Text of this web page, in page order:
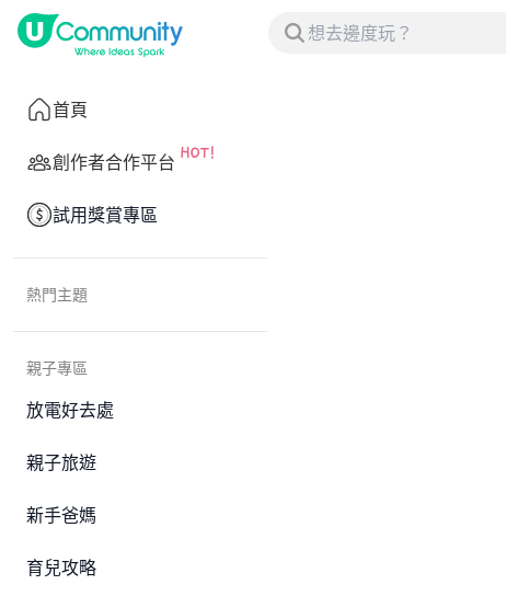
首頁
創作者合作平台
試用獎賞專區
熱門主題
親子專區
放電好去處
親子旅遊
新手爸媽
育兒攻略